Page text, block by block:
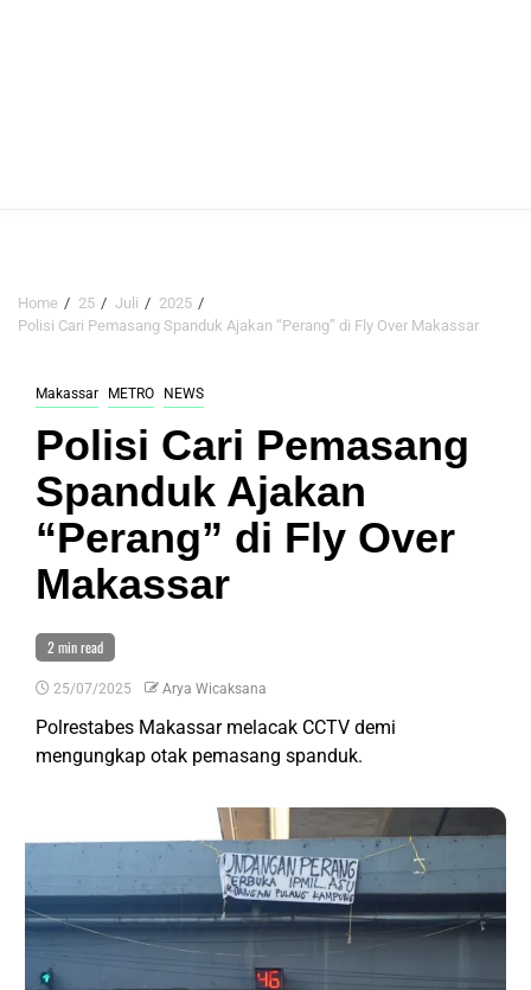
Home 25 Juli
2025
Polisi Cari Pemasang Spanduk Ajakan “Perang” di Fly Over Makassar
Makassar METRO NEWS
Polisi Cari Pemasang
Spanduk Ajakan
“Perang” di Fly Over
Makassar
2 min read
25/07/2025 Arya Wicaksana
Polrestabes Makassar melacak CCTV demi
mengungkap otak pemasang spanduk.